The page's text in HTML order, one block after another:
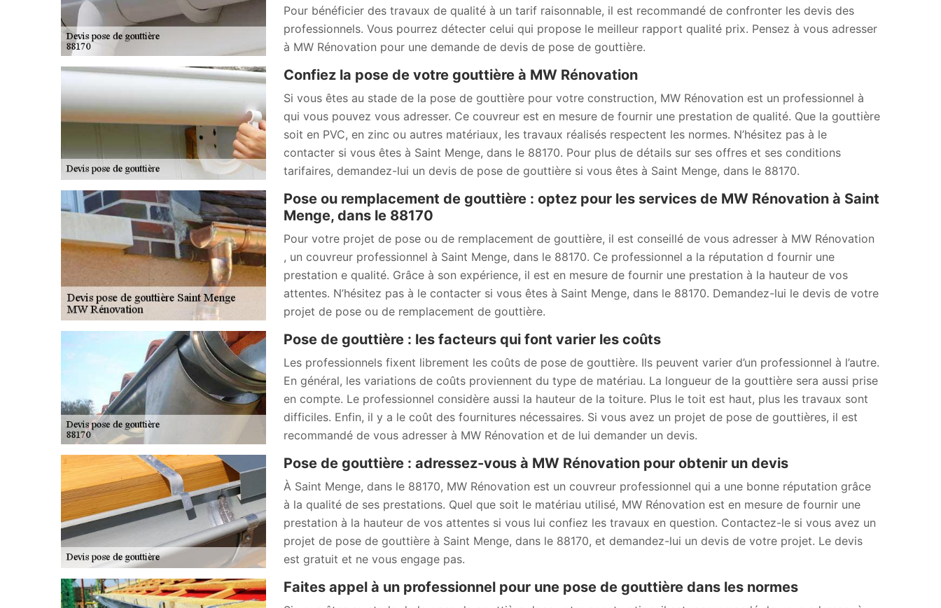
Pour bénéficier des travaux de qualité à un tarif raisonnable, il est recommandé de confronter les devis des
professionnels. Vous pourrez détecter celui qui propose le meilleur rapport qualité prix. Pensez à vous adresser
à MW Rénovation pour une demande de devis de pose de gouttière.
Confiez la pose de votre gouttière à MW Rénovation
Si vous êtes au stade de la pose de gouttière pour votre construction, MW Rénovation est un professionnel à
qui vous pouvez vous adresser. Ce couvreur est en mesure de fournir une prestation de qualité. Que la gouttière
soit en PVC, en zinc ou autres matériaux, les travaux réalisés respectent les normes. N’hésitez pas à le
contacter si vous êtes à Saint Menge, dans le 88170. Pour plus de détails sur ses offres et ses conditions
tarifaires, demandez-lui un devis de pose de gouttière si vous êtes à Saint Menge, dans le 88170.
Pose ou remplacement de gouttière : optez pour les services de MW Rénovation à Saint
Menge, dans le 88170
Pour votre projet de pose ou de remplacement de gouttière, il est conseillé de vous adresser à MW Rénovation
, un couvreur professionnel à Saint Menge, dans le 88170. Ce professionnel a la réputation d fournir une
prestation e qualité. Grâce à son expérience, il est en mesure de fournir une prestation à la hauteur de vos
attentes. N’hésitez pas à le contacter si vous êtes à Saint Menge, dans le 88170. Demandez-lui le devis de votre
projet de pose ou de remplacement de gouttière.
Pose de gouttière : les facteurs qui font varier les coûts
Les professionnels fixent librement les coûts de pose de gouttière. Ils peuvent varier d’un professionnel à l’autre.
En général, les variations de coûts proviennent du type de matériau. La longueur de la gouttière sera aussi prise
en compte. Le professionnel considère aussi la hauteur de la toiture. Plus le toit est haut, plus les travaux sont
difficiles. Enfin, il y a le coût des fournitures nécessaires. Si vous avez un projet de pose de gouttières, il est
recommandé de vous adresser à MW Rénovation et de lui demander un devis.
Pose de gouttière : adressez-vous à MW Rénovation pour obtenir un devis
À Saint Menge, dans le 88170, MW Rénovation est un couvreur professionnel qui a une bonne réputation grâce
à la qualité de ses prestations. Quel que soit le matériau utilisé, MW Rénovation est en mesure de fournir une
prestation à la hauteur de vos attentes si vous lui confiez les travaux en question. Contactez-le si vous avez un
projet de pose de gouttière à Saint Menge, dans le 88170, et demandez-lui un devis de votre projet. Le devis
est gratuit et ne vous engage pas.
Faites appel à un professionnel pour une pose de gouttière dans les normes